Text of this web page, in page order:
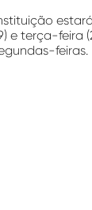
e terça-feira
feiras.